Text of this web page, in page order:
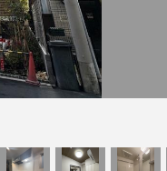
マップ